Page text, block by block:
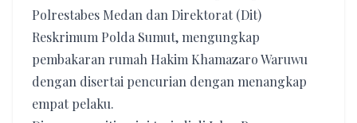
Polrestabes Medan dan Direktorat (Dit)
Reskrimum Polda Sumut, mengungkap
pembakaran rumah Hakim Khamazaro Waruwu
dengan disertai pencurian dengan menangkap
empat pelaku.